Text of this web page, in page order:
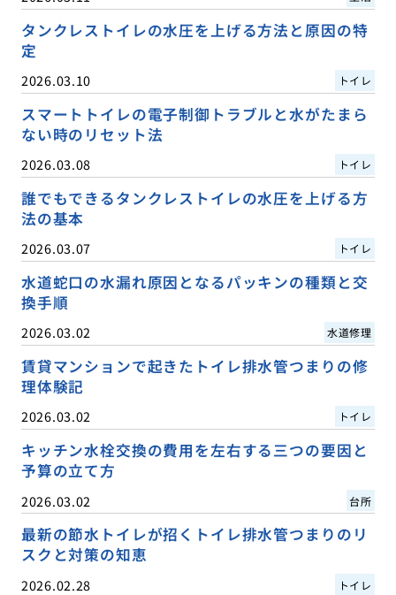
タンクレストイレの水圧を上げる方法と原因の特
定
2026.03.10 トイレ
スマートトイレの電子制御トラブルと水がたまら
ない時のリセット法
2026.03.08 トイレ
誰でもできるタンクレストイレの水圧を上げる方
法の基本
2026.03.07 トイレ
水道蛇口の水漏れ原因となるパッキンの種類と交
換手順
2026.03.02 水道修理
賃貸マンションで起きたトイレ排水管つまりの修
理体験記
2026.03.02 トイレ
キッチン水栓交換の費用を左右する三つの要因と
予算の立て方
2026.03.02 台所
最新の節水トイレが招くトイレ排水管つまりのリ
スクと対策の知恵
2026.02.28 トイレ